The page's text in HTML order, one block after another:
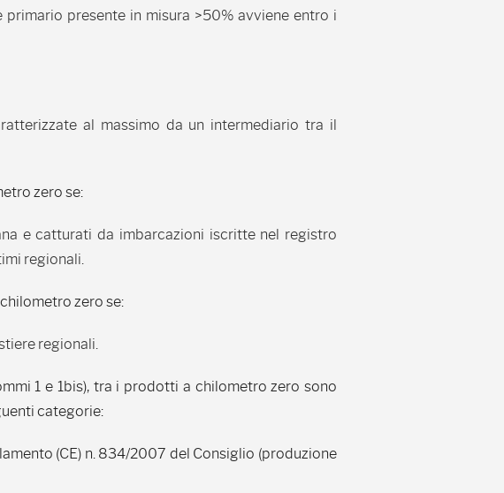
presente in misura >50% avviene entro i
al massimo da un intermediario tra il
zero se:
e catturati da imbarcazioni iscritte nel registro
regionali.
zero se:
regionali.
1 e 1bis), tra i prodotti a chilometro zero sono
categorie:
(CE) n. 834/2007 del Consiglio (produzione